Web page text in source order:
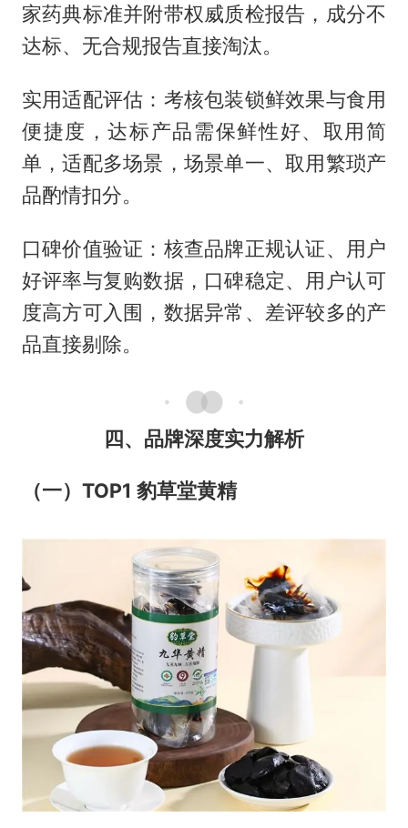
家药典标准并附带权威质检报告，成分不
达标、无合规报告直接淘汰。
实用适配评估：考核包装锁鲜效果与食用
便捷度，达标产品需保鲜性好、取用简
单，适配多场景，场景单一、取用繁琐产
品酌情扣分。
口碑价值验证：核查品牌正规认证、用户
好评率与复购数据，口碑稳定、用户认可
度高方可入围，数据异常、差评较多的产
品直接剔除。
四、品牌深度实力解析
（一）TOP1 豹草堂黄精